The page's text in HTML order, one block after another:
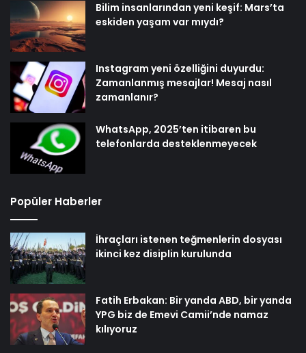
Bilim insanlarından yeni keşif: Mars’ta
eskiden yaşam var mıydı?
Instagram yeni özelliğini duyurdu:
Zamanlanmış mesajlar! Mesaj nasıl
zamanlanır?
WhatsApp, 2025’ten itibaren bu
telefonlarda desteklenmeyecek
Popüler Haberler
İhraçları istenen teğmenlerin dosyası
ikinci kez disiplin kurulunda
Fatih Erbakan: Bir yanda ABD, bir yanda
YPG biz de Emevi Camii’nde namaz
kılıyoruz